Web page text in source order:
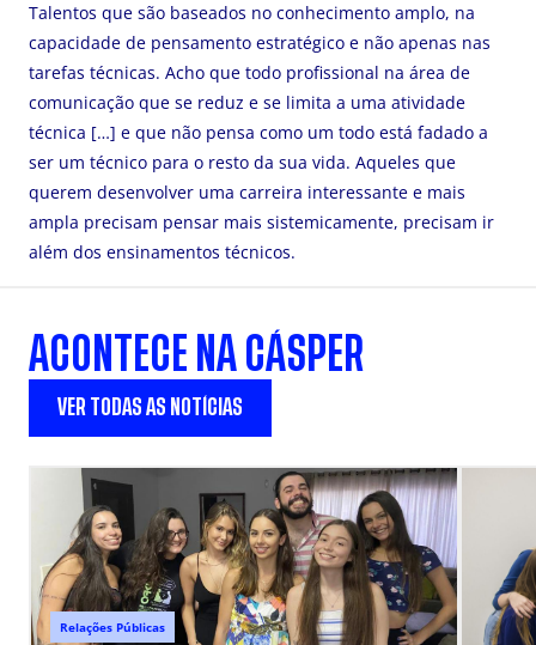
Talentos que são baseados no conhecimento amplo, na
capacidade de pensamento estratégico e não apenas nas
tarefas técnicas. Acho que todo profissional na área de
comunicação que se reduz e se limita a uma atividade
técnica […] e que não pensa como um todo está fadado a
ser um técnico para o resto da sua vida. Aqueles que
querem desenvolver uma carreira interessante e mais
ampla precisam pensar mais sistemicamente, precisam ir
além dos ensinamentos técnicos.
ACONTECE NA CÁSPER
VER TODAS AS NOTÍCIAS
Relações Públicas